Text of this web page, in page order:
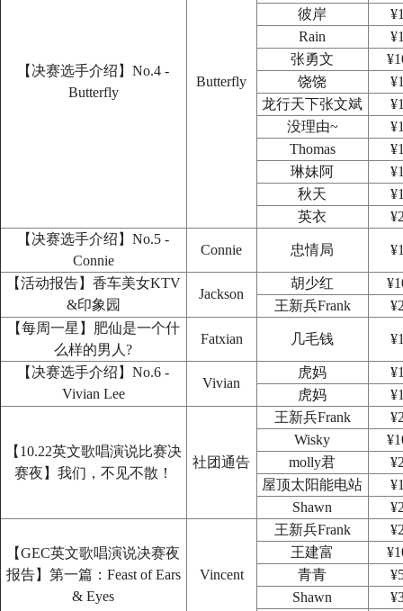
【决赛选手介绍】No.4 -
Butterfly
Butterfly
彼岸
Rain
张勇文
饶饶
龙行天下张文斌
没理由~
Thomas
琳妹阿
秋天
英衣
【决赛选手介绍】No.5 -
Connie
Connie 忠情局
【活动报告】香车美女KTV
&印象园
Jackson
胡少红
王新兵Frank
【每周一星】肥仙是一个什
么样的男人?
Fatxian 几毛钱
【决赛选手介绍】No.6 -
Vivian Lee
Vivian
虎妈
虎妈
【10.22英文歌唱演说比赛决
赛夜】我们，不见不散！
社团通告
王新兵Frank
Wisky
molly君
屋顶太阳能电站
Shawn
【GEC英文歌唱演说决赛夜
报告】第一篇：Feast of Ears
& Eyes
Vincent
王新兵Frank
王建富
青青
Shawn